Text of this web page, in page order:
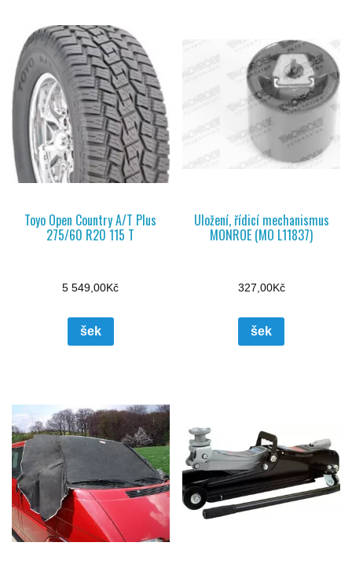
Toyo Open Country A/T Plus
275/60 R20 115 T
5 549,00Kč
šek
Uložení, řídicí mechanismus
MONROE (MO L11837)
327,00Kč
šek